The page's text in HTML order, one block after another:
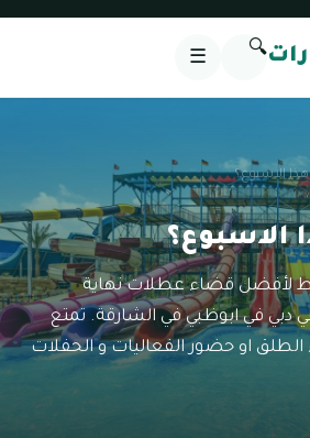
🔍
☰
الاسبوع؟
الاسبوع؟
لأفضل قضاء عطلات نهاية
دبي في ابوظبي في الشارقة. تمتع
الطلق او حضور الفعاليات و الحفلات